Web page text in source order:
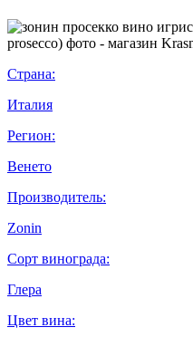
Страна:
Италия
Регион:
Венето
Производитель:
Zonin
Сорт винограда:
Глера
Цвет вина: